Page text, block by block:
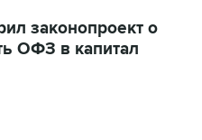
законопроект о
ОФЗ в капитал